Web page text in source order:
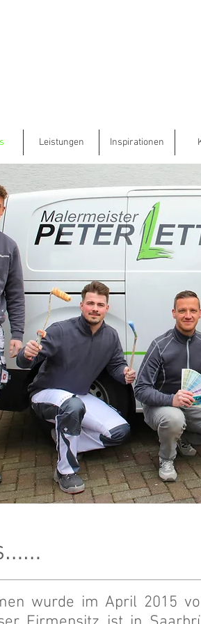
Leistungen Inspirationen
wurde im April 2015